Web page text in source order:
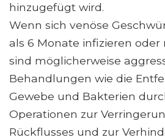
hinzugefügt wird.
Wenn sich venöse
als 6 Monate infizieren
sind möglicherweise
Behandlungen wie die
Gewebe und Bakterien
Operationen zur
Rückflusses und zur